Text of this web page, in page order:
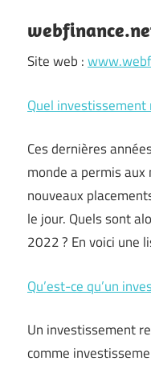
Site web :
Quel
Ces dernières
monde a permis aux
nouveaux
le jour. Quels sont
2022 ? En voici une
Qu’est-ce qu’un
Un investissement
comme